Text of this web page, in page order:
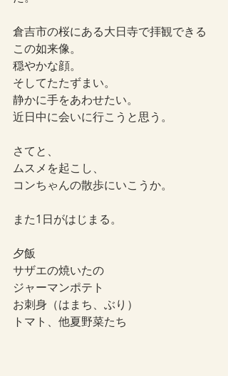
倉吉市の桜にある大日寺で拝観できる
この如来像。
穏やかな顔。
そしてたたずまい。
静かに手をあわせたい。
近日中に会いに行こうと思う。
さてと、
ムスメを起こし、
コンちゃんの散歩にいこうか。
また1日がはじまる。
夕飯
サザエの焼いたの
ジャーマンポテト
お刺身（はまち、ぶり）
トマト、他夏野菜たち